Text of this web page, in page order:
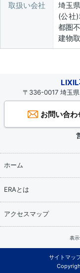
取扱い会社
埼玉
(公社
都圏
建物
〒336-0017 埼玉
お問い合わ
ホーム
ERAとは
アクセスマップ
表示
サイトマッ